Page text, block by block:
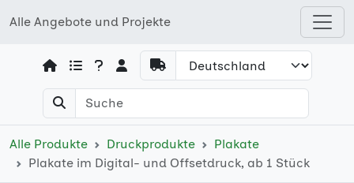
Alle Angebote und Projekte
Open shops menu
Alle Produkte Druckprodukte
Plakate
Plakate im Digital- und Offsetdruck, ab 1 Stück